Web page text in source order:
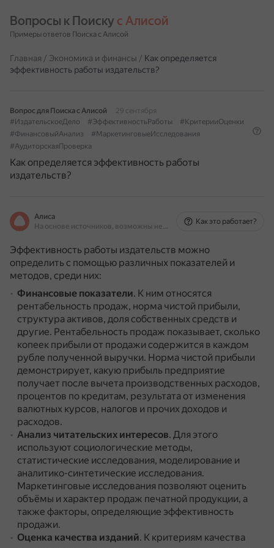
Вопросы к Поиску с Алисой
Примеры ответов Поиска с Алисой
Главная / Экономика и финансы / Как определяется
эффективность работы издательств?
Вопрос для Поиска с Алисой
29 сентября
#ИздательскоеДело
#ЭффективностьРаботы
#КритерииОценки
#ФинансовыйАнализ
#МаркетинговыеИсследования
#АудиторскаяПроверка
Как определяется эффективность работы
издательств?
Алиса
На основе источников, возможны неточности
Как это работает?
Эффективность работы издательств можно
определить с помощью различных показателей и
методов, среди них:
Финансовые показатели. К ним относятся
рентабельность продаж, норма чистой прибыли,
структура активов, доля собственных средств и
другие. Рентабельность продаж показывает, сколько
копеек прибыли от продажи содержится в каждом
рубле полученной выручки. Норма чистой прибыли
демонстрирует, какую прибыль предприятие
получает после вычета производственных расходов,
процентов по кредитам, результата от изменения
валютных курсов, налогов и прочих доходов и
расходов.
Анализ читательских интересов. Для этого
используют социологические методы,
статистические исследования, моделирование и
аналитико-синтетические исследования.
Маркетинговые исследования позволяют оценить
объёмы и характер продаж печатной продукции, а
также факторы, определяющие эффективность
продажи.
Оценка качества изданий. К критериям качества